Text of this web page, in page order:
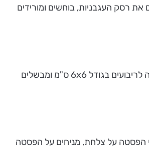
את רסק העגבניות, בוחשים ומורידים
חותכים את הפסטה לריבועים בגודל 6x6 ס"מ ומבשלים
הפסטה על צלחת, מניחים על הפסטה